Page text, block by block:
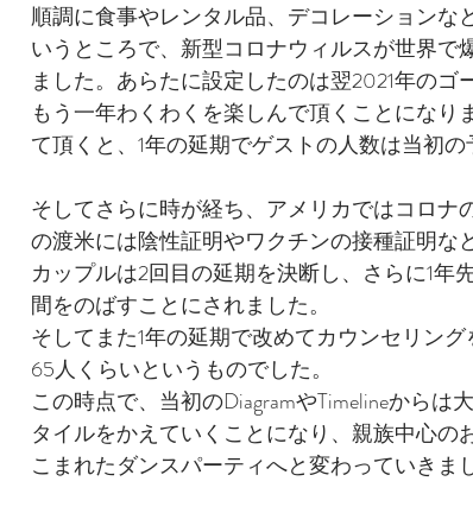
順調に食事やレンタル品、デコレーションな
いうところで、新型コロナウィルスが世界
ました。あらたに設定したのは翌2021年のゴ
もう一年わくわくを楽しんで頂くことにな
て頂くと、1年の延期でゲストの人数は当初
そしてさらに時が経ち、アメリカではコロ
の渡米には陰性証明やワクチンの接種証明
カップルは2回目の延期を決断し、さらに1
間をのばすことにされました。
そしてまた1年の延期で改めてカウンセリン
65人くらいというものでした。
この時点で、当初のDiagramやTimelineから
タイルをかえていくことになり、親族中心
こまれたダンスパーティへと変わっていきま